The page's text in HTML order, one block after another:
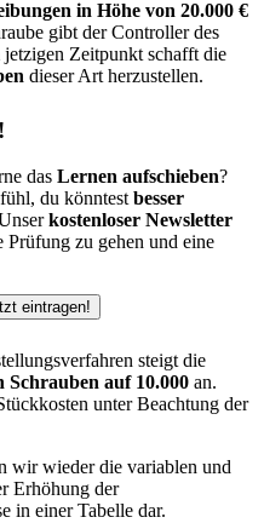
in Höhe von 20.000 €
gibt der Controller des
jetzigen Zeitpunkt schafft die
dieser Art herzustellen.
das Lernen aufschieben?
du könntestbesser
kostenloser Newsletter
Prüfung zu gehen und eine
steigt die
auf 10.000 an.
unter Beachtung der
wir wieder die variablen und
Erhöhung der
in einer Tabelle dar.